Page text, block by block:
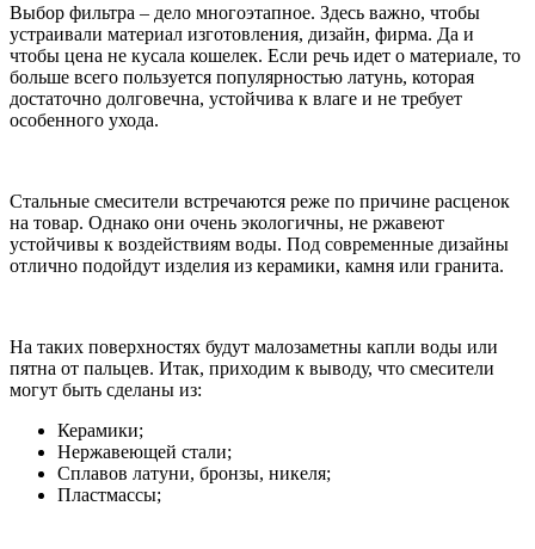
Выбор фильтра – дело многоэтапное. Здесь важно, чтобы
устраивали материал изготовления, дизайн, фирма. Да и
чтобы цена не кусала кошелек. Если речь идет о материале, то
больше всего пользуется популярностью латунь, которая
достаточно долговечна, устойчива к влаге и не требует
особенного ухода.
Стальные смесители встречаются реже по причине расценок
на товар. Однако они очень экологичны, не ржавеют
устойчивы к воздействиям воды. Под современные дизайны
отлично подойдут изделия из керамики, камня или гранита.
На таких поверхностях будут малозаметны капли воды или
пятна от пальцев. Итак, приходим к выводу, что смесители
могут быть сделаны из:
Керамики;
Нержавеющей стали;
Сплавов латуни, бронзы, никеля;
Пластмассы;